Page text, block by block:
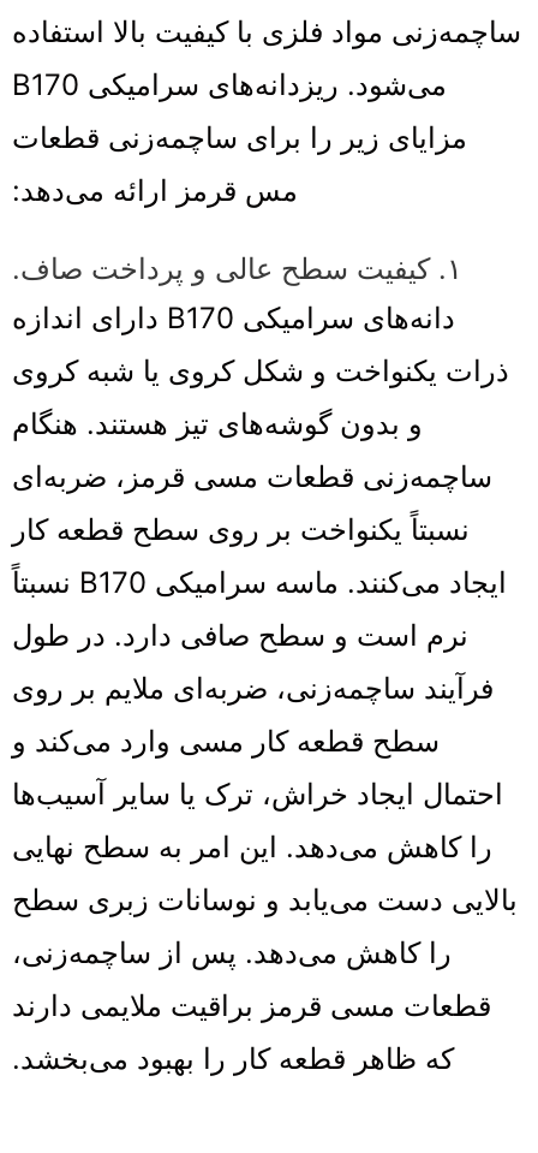
ساچمه‌زنی مواد فلزی با کیفیت بالا استفاده
می‌شود. ریزدانه‌های سرامیکی B170
مزایای زیر را برای ساچمه‌زنی قطعات
مس قرمز ارائه می‌دهد:
۱. کیفیت سطح عالی و پرداخت صاف.
دانه‌های سرامیکی B170 دارای اندازه
ذرات یکنواخت و شکل کروی یا شبه کروی
و بدون گوشه‌های تیز هستند. هنگام
ساچمه‌زنی قطعات مسی قرمز، ضربه‌ای
نسبتاً یکنواخت بر روی سطح قطعه کار
ایجاد می‌کنند. ماسه سرامیکی B170 نسبتاً
نرم است و سطح صافی دارد. در طول
فرآیند ساچمه‌زنی، ضربه‌ای ملایم بر روی
سطح قطعه کار مسی وارد می‌کند و
احتمال ایجاد خراش، ترک یا سایر آسیب‌ها
را کاهش می‌دهد. این امر به سطح نهایی
بالایی دست می‌یابد و نوسانات زبری سطح
را کاهش می‌دهد. پس از ساچمه‌زنی،
قطعات مسی قرمز براقیت ملایمی دارند
که ظاهر قطعه کار را بهبود می‌بخشد.